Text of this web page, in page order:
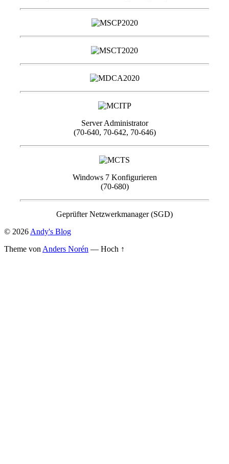
Server Administrator
(70-640, 70-642, 70-646)
Windows 7 Konfigurieren
(70-680)
Geprüfter Netzwerkmanager (SGD)
© 2026 Andy's Blog
Theme von Anders Norén — Hoch ↑